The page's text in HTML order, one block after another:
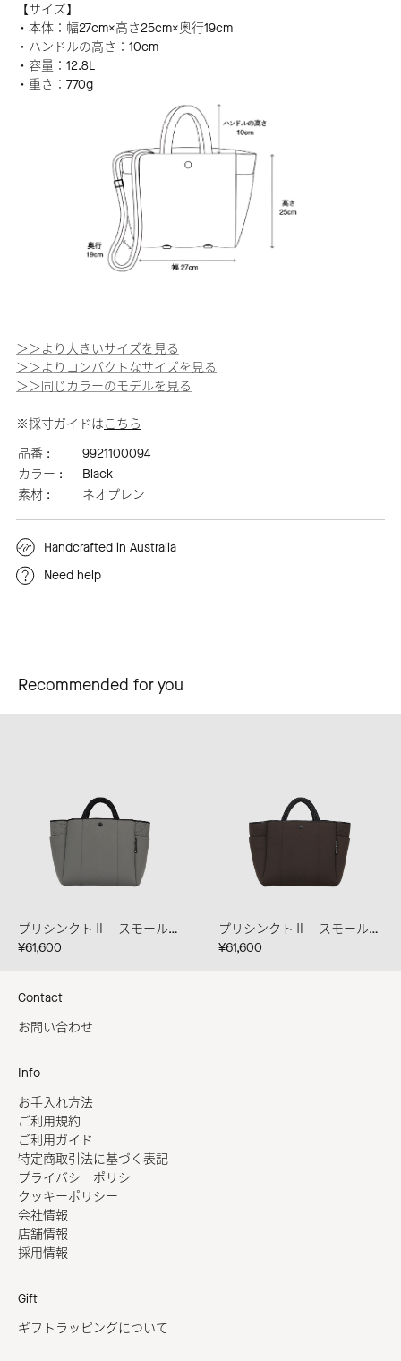
【サイズ】
・本体：幅27cm×高さ25cm×奥行19cm
・ハンドルの高さ：10cm
・容量：12.8L
・重さ：770g
＞＞より大きいサイズを見る
＞＞よりコンパクトなサイズを見る
＞＞同じカラーのモデルを見る
※採寸ガイドはこちら
品番 :
9921100094
カラー :
Black
素材 :
ネオプレン
Handcrafted in Australia
Need help
Recommended for you
プリシンクトⅡ スモール スティール
¥61,600
プリシンクトⅡ スモール カカオ
¥61,600
Contact
お問い合わせ
Info
お手入れ方法
ご利用規約
ご利用ガイド
特定商取引法に基づく表記
プライバシーポリシー
クッキーポリシー
会社情報
店舗情報
採用情報
Gift
ギフトラッピングについて